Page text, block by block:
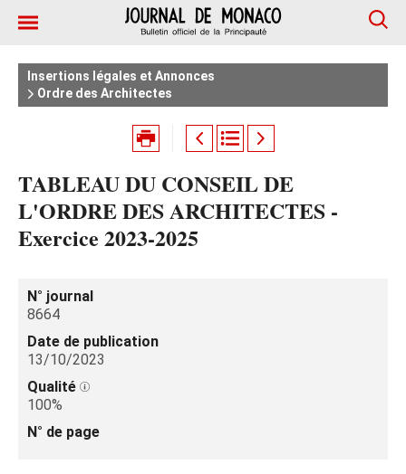
Insertions légales et Annonces
Ordre des Architectes
TABLEAU DU CONSEIL DE
L'ORDRE DES ARCHITECTES -
Exercice 2023-2025
N° journal
8664
Date de publication
13/10/2023
Qualité
100%
N° de page